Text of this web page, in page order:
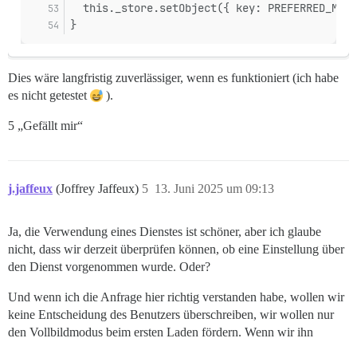
this._store.setObject({ key:
}
Dies wäre langfristig zuverlässiger, wenn es funktioniert (ich habe
es nicht getestet
).
5 „Gefällt mir“
j.jaffeux (Joffrey Jaffeux) 13. Juni 2025 um 09:13
5
Ja, die Verwendung eines Dienstes ist schöner, aber ich glaube
nicht, dass wir derzeit überprüfen können, ob eine Einstellung über
den Dienst vorgenommen wurde. Oder?
Und wenn ich die Anfrage hier richtig verstanden habe, wollen wir
keine Entscheidung des Benutzers überschreiben, wir wollen nur
den Vollbildmodus beim ersten Laden fördern. Wenn wir ihn